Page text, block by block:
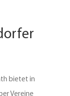
bietet in
Vereine